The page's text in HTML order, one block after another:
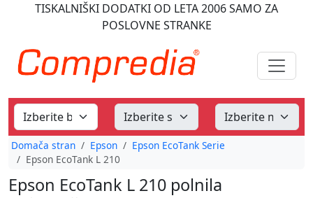
TISKALNIŠKI DODATKI OD LETA 2006SAMO ZA
POSLOVNE STRANKE
Domača stran Epson
Epson EcoTank Serie
Epson EcoTank L 210
Epson EcoTank L 210 polnila